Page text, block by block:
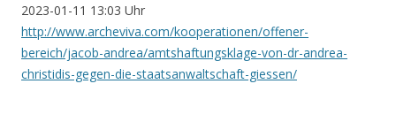
2023-01-11 13:03 Uhr
http://www.archeviva.com/kooperationen/offener-
bereich/jacob-andrea/amtshaftungsklage-von-dr-andrea-
christidis-gegen-die-staatsanwaltschaft-giessen/